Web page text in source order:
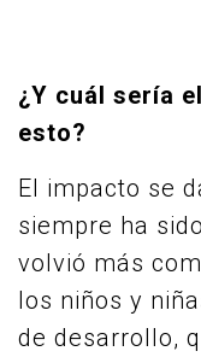
¿Y cuál sería
esto?
El impacto se
siempre ha
volvió más
los niños y
de desarrollo,